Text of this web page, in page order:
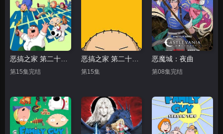
恶搞之家 第二十四季
第15集完结
恶搞之家 第二十一季
第15集
恶魔城：夜曲
第08集完结